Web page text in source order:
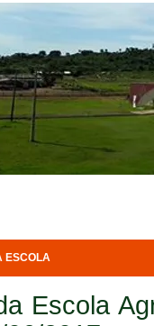
ESCOLA
Escola